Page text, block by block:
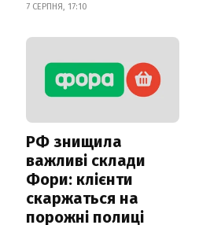
7 СЕРПНЯ, 17:10
РФ знищила
важливі склади
Фори: клієнти
скаржаться на
порожні полиці